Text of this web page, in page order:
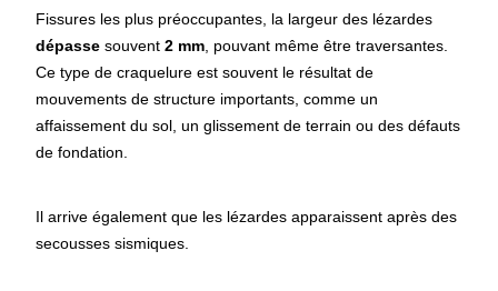
Fissures les plus préoccupantes, la largeur des lézardes
dépasse souvent2 mm , pouvant même être traversantes.
Ce type de craquelure est souvent le résultat de
mouvements de structure importants, comme un
affaissement du sol, un glissement de terrain ou des défauts
de fondation.
Il arrive également que les lézardes apparaissent après des
secousses sismiques.